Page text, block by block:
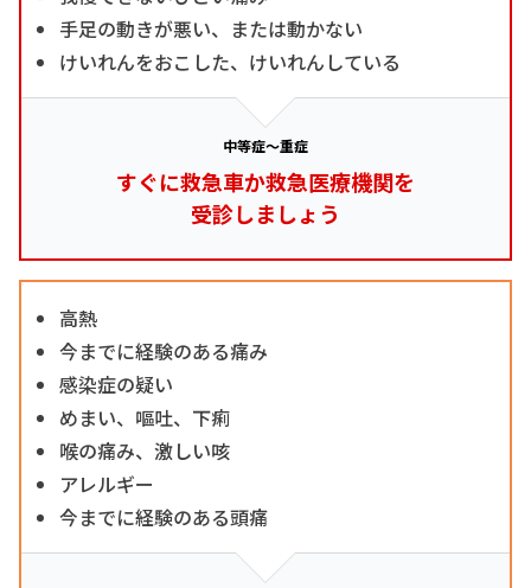
手足の動きが悪い、または動かない
けいれんをおこした、けいれんしている
中等症～重症
すぐに救急車か救急医療機関を
受診しましょう
高熱
今までに経験のある痛み
感染症の疑い
めまい、嘔吐、下痢
喉の痛み、激しい咳
アレルギー
今までに経験のある頭痛